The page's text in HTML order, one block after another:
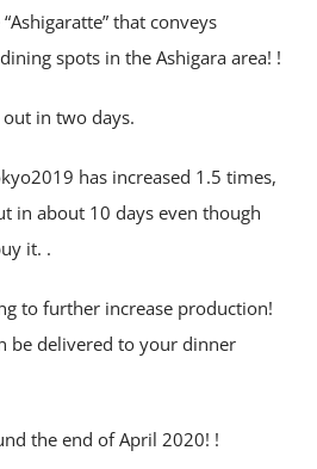
that conveys
spots in the Ashigara area! !
in two days.
has increased 1.5 times,
in about 10 days even though
it. .
to further increase production!
be delivered to your dinner
the end of April 2020! !